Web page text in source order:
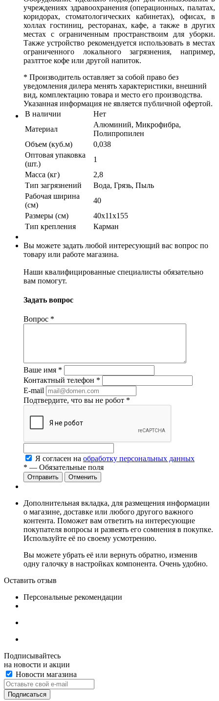
учреждениях здравоохранения (операционных, палатах,
коридорах, стоматологических кабинетах), офисах, в
холлах гостиниц, ресторанах, кафе, а также в других
местах с ограниченным пространствоим для уборки.
Также устройство рекомендуется использовать в местах
ограниченного локального загрязнения, например,
разлттое кофе или другой напиток.
* Производитель оставляет за собой право без
уведомления дилера менять характеристики, внешний
вид, комплектацию товара и место его производства.
Указанная информация не является публичной офертой.
В наличии
Нет
Материал
Алюминий, Микрофибра,
Полипропилен
Объем (куб.м)
0,038
Оптовая упаковка
(шт.)
1
Масса (кг)
2,8
Тип загрязнений
Вода, Грязь, Пыль
Рабочая ширина
(см)
40
Размеры (см)
40x11x155
Тип крепления
Карман
Вы можете задать любой интересующий вас вопрос по
товару или работе магазина.
Наши квалифицированные специалисты обязательно
вам помогут.
Задать вопрос
Вопрос *
Ваше имя *
Контактный телефон *
E-mail
Подтвердите, что вы не робот *
Я согласен на обработку персональных данных
* — Обязательные поля
Отменить
Дополнительная вкладка, для размещения информации
о магазине, доставке или любого другого важного
контента. Поможет вам ответить на интересующие
покупателя вопросы и развеять его сомнения в покупке.
Используйте её по своему усмотрению.
Вы можете убрать её или вернуть обратно, изменив
одну галочку в настройках компонента. Очень удобно.
Оставить отзыв
Персональные рекомендации
Подписывайтесь
на новости и акции
Новости магазина